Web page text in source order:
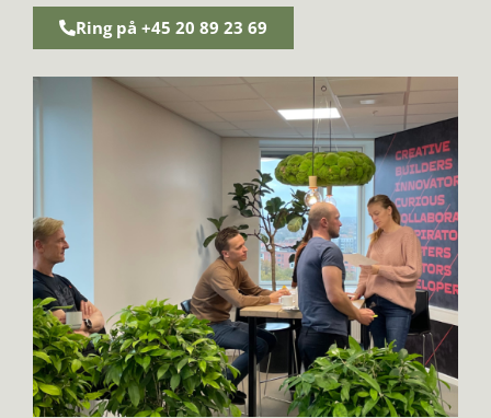
Ring på +45 20 89 23 69